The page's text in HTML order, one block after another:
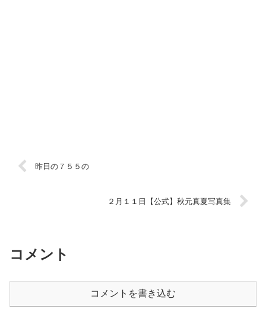
昨日の７５５の
２月１１日【公式】秋元真夏写真集
コメント
コメントを書き込む